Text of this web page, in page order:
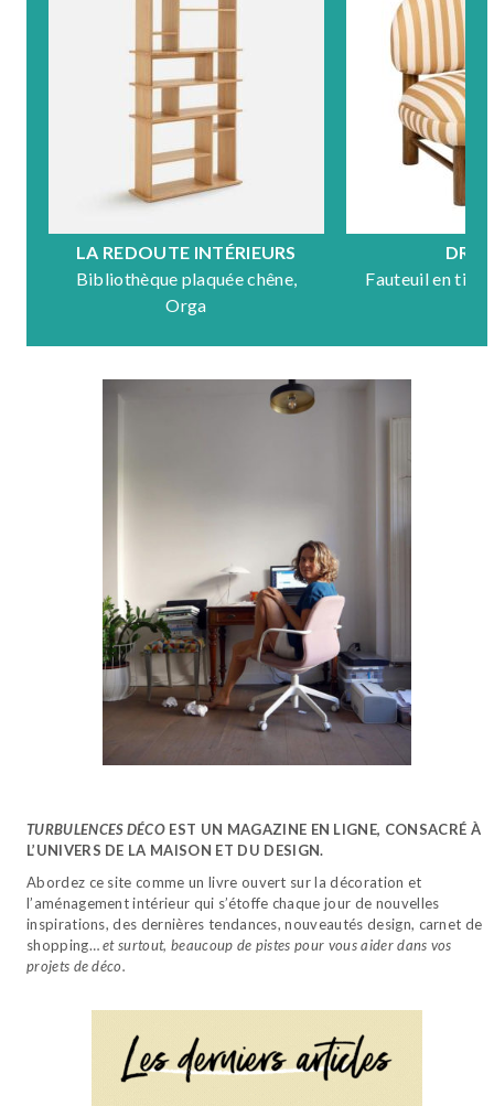
LA REDOUTE INTÉRIEURS
Bibliothèque plaquée chêne,
Orga
Fauteuil en
TURBULENCES DÉCO EST UN MAGAZINE EN LIGNE, CONSACRÉ À
L’UNIVERS DE LA MAISON ET DU DESIGN.
Abordez ce site comme un livre ouvert sur la décoration et
l’aménagement intérieur qui s’étoffe chaque jour de nouvelles
inspirations, des dernières tendances, nouveautés design, carnet de
shopping…et surtout, beaucoup de pistes pour vous aider dans vos
projets de déco.